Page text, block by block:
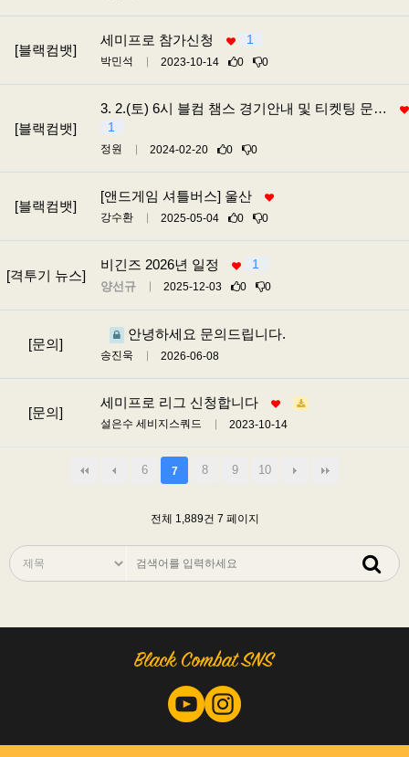
[블랙컴뱃]
세미프로 참가신청 1
박민석 2023-10-14 0 0
[블랙컴뱃]
3. 2.(토) 6시 블컴 챔스 경기안내 및 티켓팅 문…
1
정원 2024-02-20 0 0
[블랙컴뱃]
[앤드게임 셔틀버스] 울산
강수환 2025-05-04 0 0
[격투기 뉴스]
비긴즈 2026년 일정 1
양선규 2025-12-03 0 0
[문의]
안녕하세요 문의드립니다.
송진욱 2026-06-08
[문의]
세미프로 리그 신청합니다
설은수 세비지스쿼드 2023-10-14
6 7 8 9 10
전체 1,889건 7 페이지